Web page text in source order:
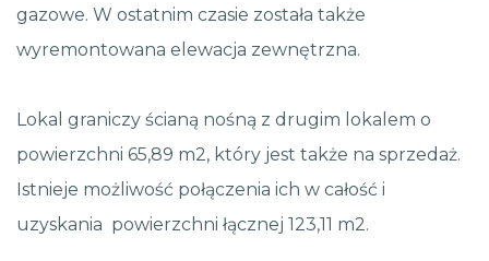
gazowe. W ostatnim czasie została także
wyremontowana elewacja zewnętrzna.
Lokal graniczy ścianą nośną z drugim lokalem o
powierzchni 65,89 m2, który jest także na sprzedaż.
Istnieje możliwość połączenia ich w całość i
uzyskania powierzchni łącznej 123,11 m2.